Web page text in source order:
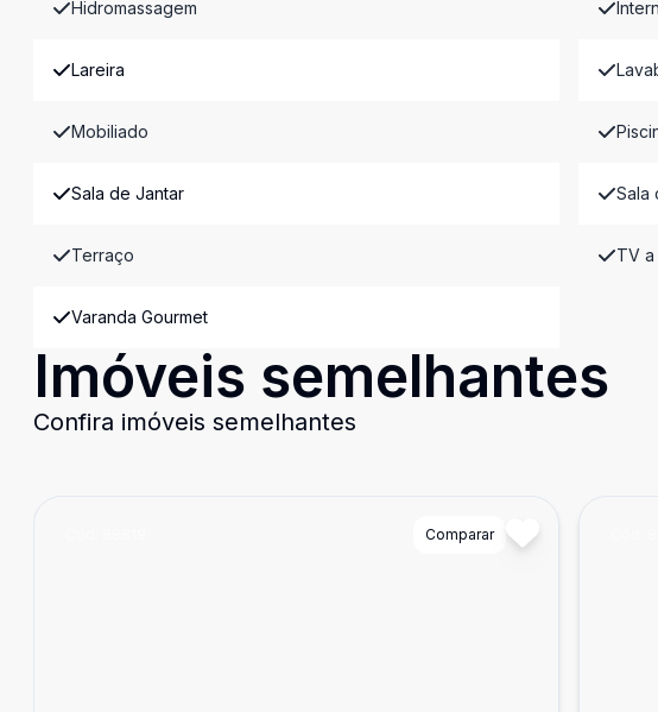
Hidromassagem
Lareira
Mobiliado
Sala de Jantar Sala
Terraço TV
Varanda Gourmet
Imóveis semelhantes
Confira imóveis semelhantes
Comparar